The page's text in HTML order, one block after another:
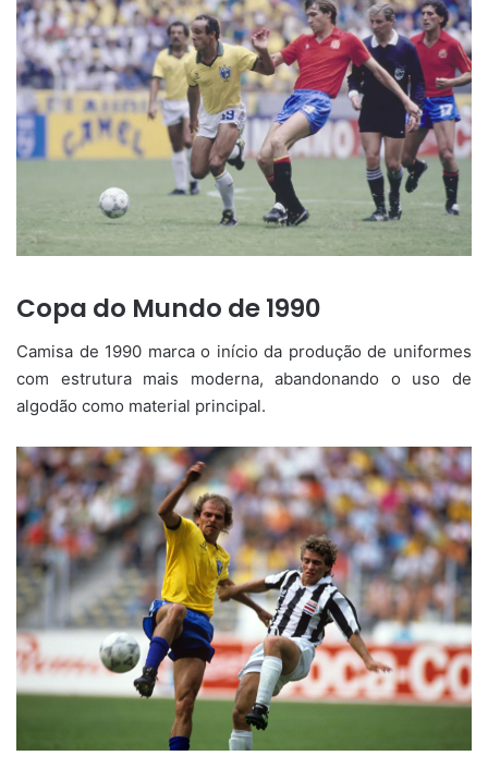
Copa do Mundo de 1990
Camisa de 1990 marca o início da produção de uniformes
com estrutura mais moderna, abandonando o uso de
algodão como material principal.